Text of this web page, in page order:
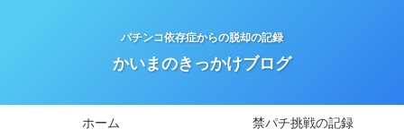
パチンコ依存症からの脱却の記録
かいまのきっかけブログ
ホーム 禁パチ挑戦の記録